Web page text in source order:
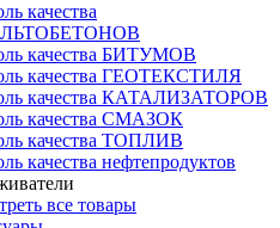
качества
качества БИТУМОВ
качества ГЕОТЕКСТИЛЯ
качества КАТАЛИЗАТОРОВ
качества СМАЗОК
качества ТОПЛИВ
качества нефтепродуктов
все товары